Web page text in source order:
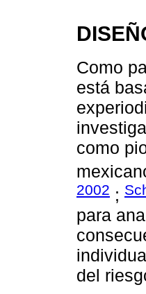
Como
está
como
2002 ;
para
del